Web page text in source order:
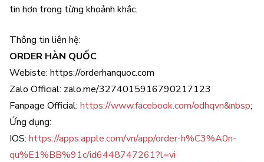
tin hơn trong từng khoảnh khắc.
Thông tin liên hệ:
ORDER HÀN QUỐC
Webiste: https://orderhanquoc.com
Zalo Official: zalo.me/3274015916790217123
Fanpage Official: https://www.facebook.com/odhqvn&nbsp;
Ứng dụng:
IOS: https://apps.apple.com/vn/app/order-h%C3%A0n-
qu%E1%BB%91c/id6448747261?l=vi